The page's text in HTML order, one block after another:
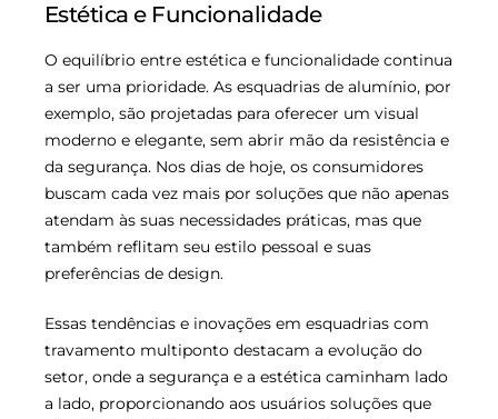
Estética e Funcionalidade
O equilíbrio entre estética e funcionalidade continua
a ser uma prioridade. As esquadrias de alumínio, por
exemplo, são projetadas para oferecer um visual
moderno e elegante, sem abrir mão da resistência e
da segurança. Nos dias de hoje, os consumidores
buscam cada vez mais por soluções que não apenas
atendam às suas necessidades práticas, mas que
também reflitam seu estilo pessoal e suas
preferências de design.
Essas tendências e inovações em esquadrias com
travamento multiponto destacam a evolução do
setor, onde a segurança e a estética caminham lado
a lado, proporcionando aos usuários soluções que